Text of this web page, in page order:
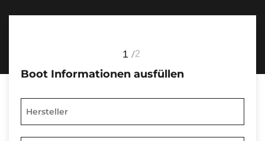
1 2
Boot Informationen ausfüllen